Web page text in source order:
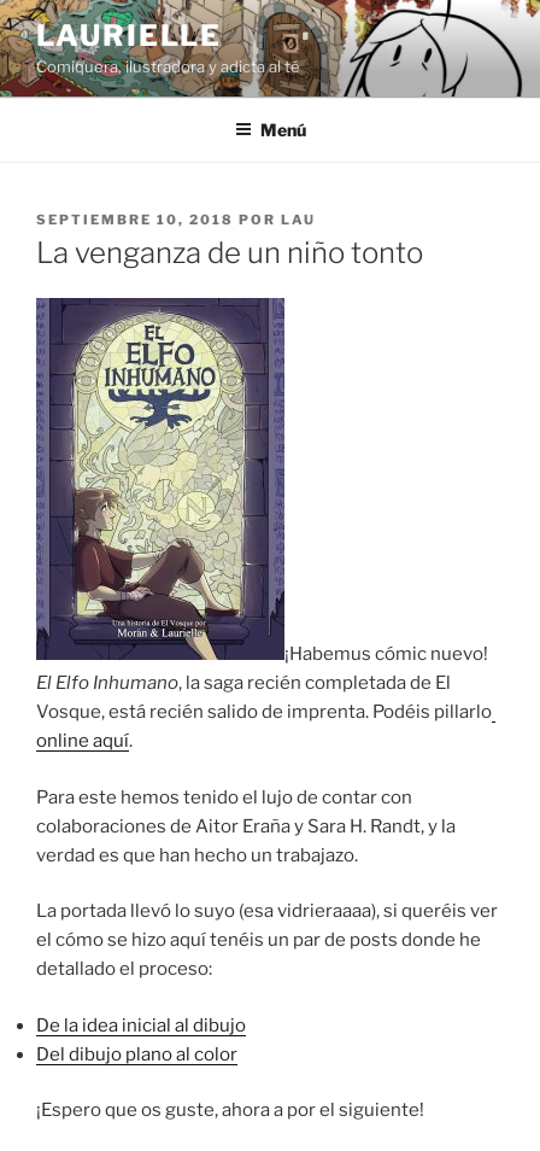
Saltar
al
contenido
LAURIELLE
Comiquera, ilustradora y adicta al té
Menú
PUBLICADO
EL
SEPTIEMBRE 10, 2018 POR LAU
La venganza de un niño tonto
¡Habemus cómic nuevo!
El Elfo Inhumano, la saga recién completada de El
Vosque, está recién salido de imprenta. Podéis pillarlo
online aquí.
Para este hemos tenido el lujo de contar con
colaboraciones de Aitor Eraña y Sara H. Randt, y la
verdad es que han hecho un trabajazo.
La portada llevó lo suyo (esa vidrieraaaa), si queréis ver
el cómo se hizo aquí tenéis un par de posts donde he
detallado el proceso:
De la idea inicial al dibujo
Del dibujo plano al color
¡Espero que os guste, ahora a por el siguiente!